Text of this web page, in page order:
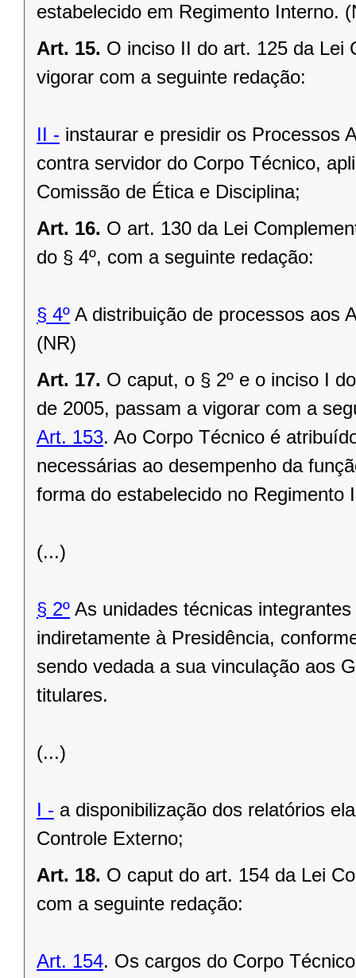
estabelecido em Regimento Interno.
Art. 15. O inciso II do art. 125 da Lei
vigorar com a seguinte redação:
II - instaurar e presidir os Processos
contra servidor do Corpo Técnico,
Comissão de Ética e Disciplina;
Art. 16. O art. 130 da Lei
do § 4º, com a seguinte redação:
§ 4º A distribuição de processos aos
(NR)
Art. 17. O caput, o § 2º e o inciso I
de 2005, passam a vigorar com a
Art. 153. Ao Corpo Técnico é
necessárias ao desempenho da
forma do estabelecido no Regimento
(...)
§ 2º As unidades técnicas
indiretamente à Presidência,
sendo vedada a sua vinculação aos
titulares.
(...)
I - a disponibilização dos relatórios
Controle Externo;
Art. 18. O caput do art. 154 da Lei
com a seguinte redação:
Art. 154. Os cargos do Corpo